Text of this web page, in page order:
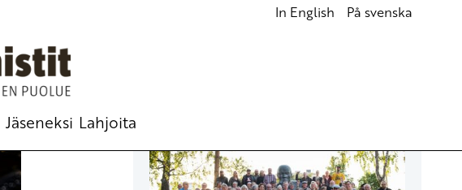
In English På svenska
Jäseneksi Lahjoita